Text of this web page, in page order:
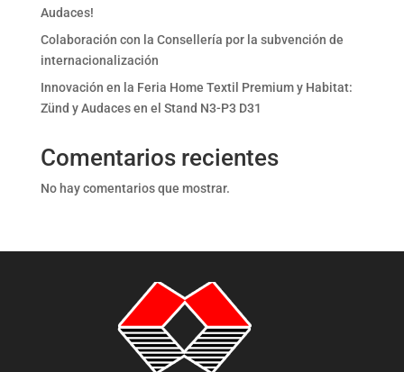
Audaces!
Colaboración con la Consellería por la subvención de
internacionalización
Innovación en la Feria Home Textil Premium y Habitat:
Zünd y Audaces en el Stand N3-P3 D31
Comentarios recientes
No hay comentarios que mostrar.